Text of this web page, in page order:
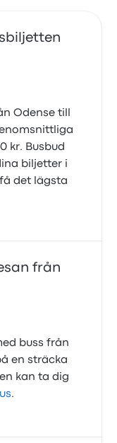
Odense till
kr. Busbud
biljetter i
det lägsta
från
buss från
en sträcka
kan ta dig
.